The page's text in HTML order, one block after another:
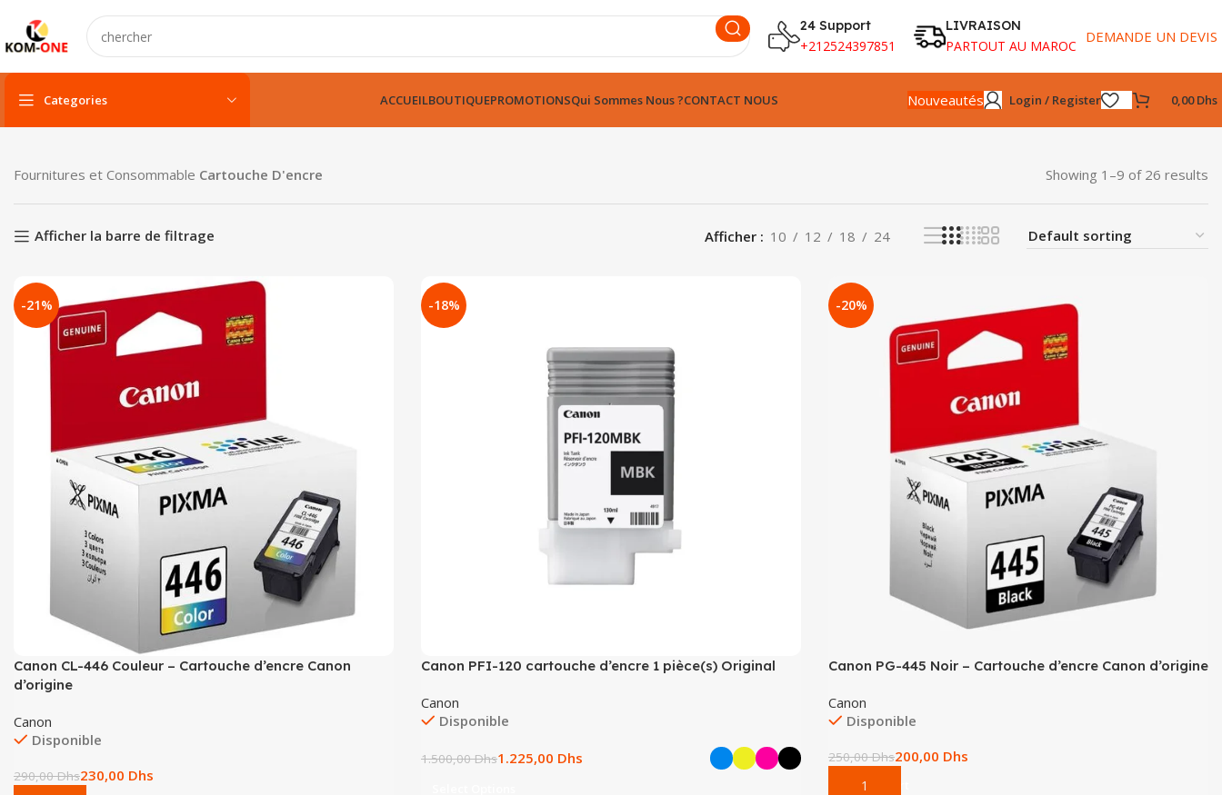
24 Support
+212524397851
LIVRAISON
PARTOUT AU MAROC DEMANDE UN DEVIS
Categories
PC portable neuf
pc fixe & tout-en-un
Unité centarle
Serveur
ACCUEILBOUTIQUEPROMOTIONSQui Sommes Nous ?CONTACT NOUS Nouveautés Login / Register 0,00Dhs
Fournitures et Consommable Cartouche D'encre Showing 1–9 of 26 results
Afficher la barre de filtrage Afficher 10 12 18 24
-21%
Canon CL-446 Couleur – Cartouche d’encre Canon
d’origine
Canon
Disponible
290,00Dhs230,00 Dhs
-18%
Canon PFI-120 cartouche d’encre 1 pièce(s) Original
Canon
Disponible
1.500,00Dhs1.225,00 Dhs
-20%
Canon PG-445 Noir – Cartouche d’encre Canon d’origine
Canon
Disponible
250,00Dhs200,00 Dhs
Add To Cart